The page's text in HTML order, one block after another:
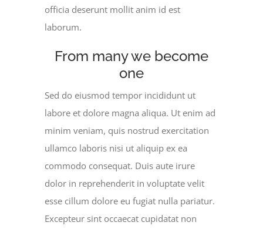
officia deserunt mollit anim id est
laborum.
From many we become
one
Sed do eiusmod tempor incididunt ut
labore et dolore magna aliqua. Ut enim ad
minim veniam, quis nostrud exercitation
ullamco laboris nisi ut aliquip ex ea
commodo consequat. Duis aute irure
dolor in reprehenderit in voluptate velit
esse cillum dolore eu fugiat nulla pariatur.
Excepteur sint occaecat cupidatat non